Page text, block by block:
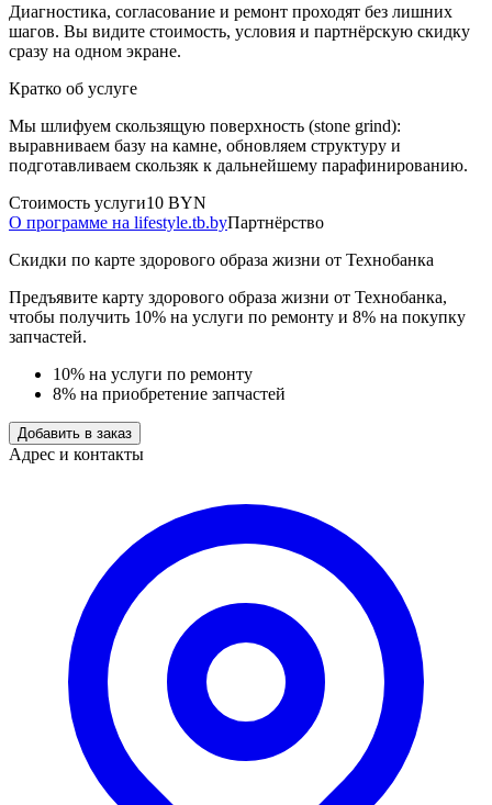
Диагностика, согласование и ремонт проходят без лишних
шагов. Вы видите стоимость, условия и партнёрскую скидку
сразу на одном экране.
Кратко об услуге
Мы шлифуем скользящую поверхность (stone grind):
выравниваем базу на камне, обновляем структуру и
подготавливаем скользяк к дальнейшему парафинированию.
Стоимость услуги10 BYN
О программе на lifestyle.tb.byПартнёрство
Скидки по карте здорового образа жизни от Технобанка
Предъявите карту здорового образа жизни от Технобанка,
чтобы получить 10% на услуги по ремонту и 8% на покупку
запчастей.
10% на услуги по ремонту
8% на приобретение запчастей
Добавить в заказ
Адрес и контакты